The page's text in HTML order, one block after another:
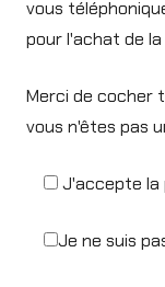
vous
pour l'achat de la
Merci de cocher
vous n'êtes pas
J'accepte la
Je ne suis